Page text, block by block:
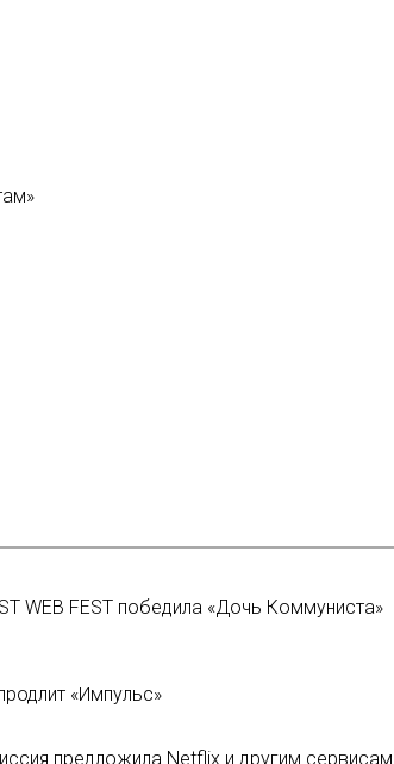
WEB FEST победила «Дочь Коммуниста»
«Импульс»
предложила Netflix и другим сервисам